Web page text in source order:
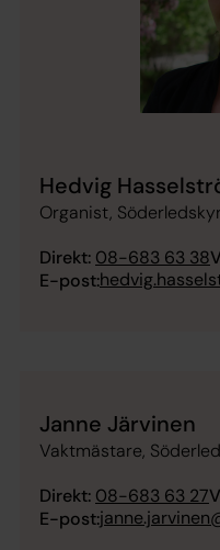
Hedvig
Organist,
Direkt: 08-683 63 38
E-post:
Janne Järvinen
Vaktmästare,
Direkt: 08-683 63 27
E-post: